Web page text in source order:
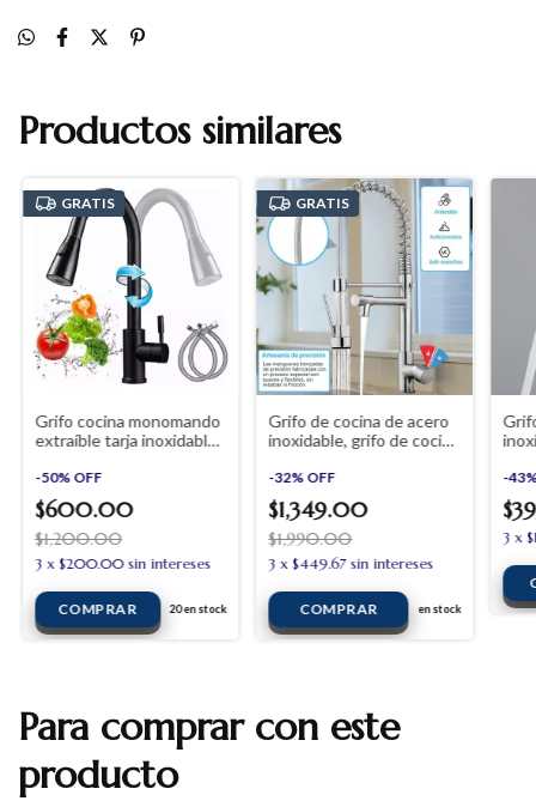
Productos similares
GRATIS
Grifo cocina monomando
extraíble tarja inoxidable
-50% OFF
$600.00
$1,200.00
3 x $200.00 sin intereses
20en stock
GRATIS
Grifo de cocina de acero
inoxidable, grifo de cocina
360° con grifos
mezcladores
-32% OFF
$1,349.00
$1,990.00
3 x $449.67 sin intereses
en stock
-43
3 x
Para comprar con este
producto